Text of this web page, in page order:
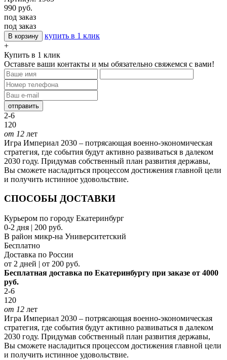
990 руб.
под заказ
под заказ
В корзину
купить в 1 клик
+
Купить в 1 клик
Оставьте ваши контакты и мы обязательно свяжемся с вами!
отправить
2-6
120
от 12 лет
Игра Империал 2030 – потрясающая военно-экономическая
стратегия, где события будут активно развиваться в далеком
2030 году. Придумав собственный план развития державы,
Вы сможете насладиться процессом достижения главной цели
и получить истинное удовольствие.
СПОСОБЫ ДОСТАВКИ
Курьером по городу Екатеринбург
0-2 дня | 200 руб.
В район микр-на Университетский
Бесплатно
Доставка по России
от 2 дней | от 200 руб.
Бесплатная доставка по Екатеринбургу при заказе от 4000
руб.
2-6
120
от 12 лет
Игра Империал 2030 – потрясающая военно-экономическая
стратегия, где события будут активно развиваться в далеком
2030 году. Придумав собственный план развития державы,
Вы сможете насладиться процессом достижения главной цели
и получить истинное удовольствие.